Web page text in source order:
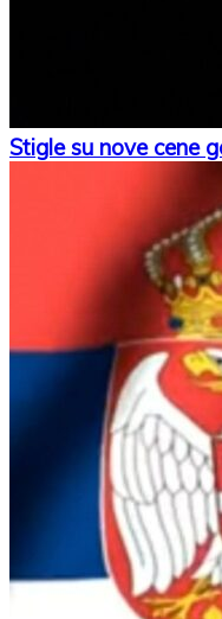
Stigle su nove cene